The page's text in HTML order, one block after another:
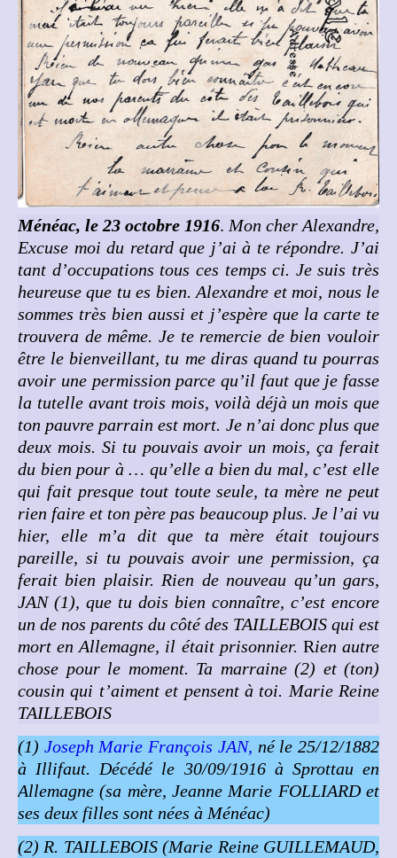
Ménéac, le 23 octobre 1916. Mon cher Alexandre,
Excuse moi du retard que j’ai à te répondre. J’ai
tant d’occupations tous ces temps ci. Je suis très
heureuse que tu es bien. Alexandre et moi, nous le
sommes très bien aussi et j’espère que la carte te
trouvera de même. Je te remercie de bien vouloir
être le bienveillant, tu me diras quand tu pourras
avoir une permission parce qu’il faut que je fasse
la tutelle avant trois mois, voilà déjà un mois que
ton pauvre parrain est mort. Je n’ai donc plus que
deux mois. Si tu pouvais avoir un mois, ça ferait
du bien pour à … qu’elle a bien du mal, c’est elle
qui fait presque tout toute seule, ta mère ne peut
rien faire et ton père pas beaucoup plus. Je l’ai vu
hier, elle m’a dit que ta mère était toujours
pareille, si tu pouvais avoir une permission, ça
ferait bien plaisir. Rien de nouveau qu’un gars,
JAN (1), que tu dois bien connaître, c’est encore
un de nos parents du côté des TAILLEBOIS qui est
mort en Allemagne, il était prisonnier. Rien autre
chose pour le moment. Ta marraine (2) et (ton)
cousin qui t’aiment et pensent à toi. Marie Reine
TAILLEBOIS
(1) Joseph Marie François JAN, né le 25/12/1882
à Illifaut. Décédé le 30/09/1916 à Sprottau en
Allemagne (sa mère, Jeanne Marie FOLLIARD et
ses deux filles sont nées à Ménéac)
(2) R. TAILLEBOIS (Marie Reine GUILLEMAUD,